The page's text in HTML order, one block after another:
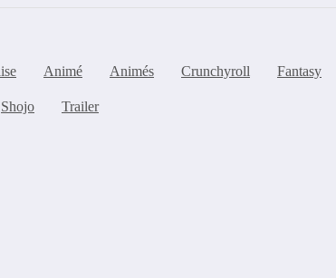
Animé Animés Crunchyroll Fantasy
Shojo Trailer